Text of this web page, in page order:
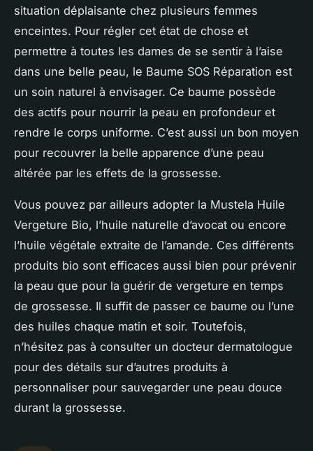
situation déplaisante chez plusieurs femmes
enceintes. Pour régler cet état de chose et
permettre à toutes les dames de se sentir à l’aise
dans une belle peau, le Baume SOS Réparation est
un soin naturel à envisager. Ce baume possède
des actifs pour nourrir la peau en profondeur et
rendre le corps uniforme. C’est aussi un bon moyen
pour recouvrer la belle apparence d’une peau
altérée par les effets de la grossesse.
Vous pouvez par ailleurs adopter la Mustela Huile
Vergeture Bio, l’huile naturelle d’avocat ou encore
l’huile végétale extraite de l’amande. Ces différents
produits bio sont efficaces aussi bien pour prévenir
la peau que pour la guérir de vergeture en temps
de grossesse. Il suffit de passer ce baume ou l’une
des huiles chaque matin et soir. Toutefois,
n’hésitez pas à consulter un docteur dermatologue
pour des détails sur d’autres produits à
personnaliser pour sauvegarder une peau douce
durant la grossesse.